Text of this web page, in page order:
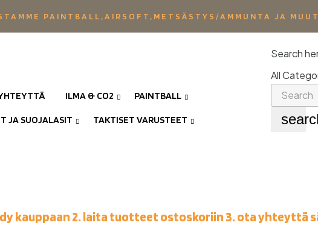
PAINTBALL,AIRSOFT,METSÄSTYS/AMMUNTA JA
ILMA & CO2 PAINTBALL
JA SUOJALASIT TAKTISET VARUSTEET
Search
All
kauppaan 2. laita tuotteet ostoskoriin 3. ota yhteyttä